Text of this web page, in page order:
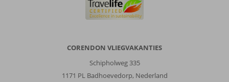
CORENDON VLIEGVAKANTIES
Schipholweg 335
1171 PL Badhoevedorp, Nederland